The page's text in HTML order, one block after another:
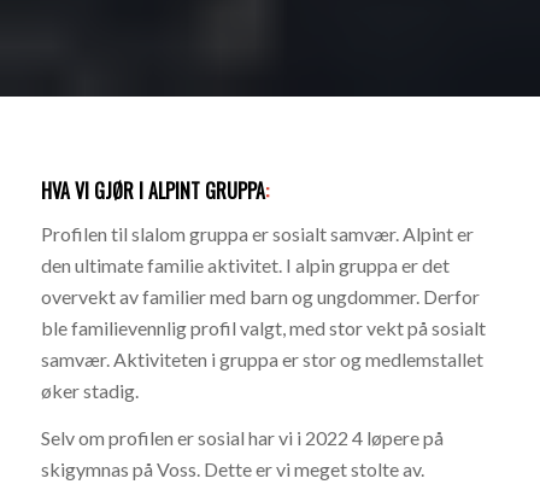
HVA VI GJØR I ALPINT GRUPPA:
Profilen til slalom gruppa er sosialt samvær. Alpint er
den ultimate familie aktivitet. I alpin gruppa er det
overvekt av familier med barn og ungdommer. Derfor
ble familievennlig profil valgt, med stor vekt på sosialt
samvær. Aktiviteten i gruppa er stor og medlemstallet
øker stadig.
Selv om profilen er sosial har vi i 2022 4 løpere på
skigymnas på Voss. Dette er vi meget stolte av.